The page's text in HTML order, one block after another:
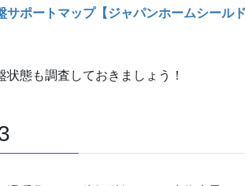
サポートマップ【ジャパンホームシールド
状態も調査しておきましょう！